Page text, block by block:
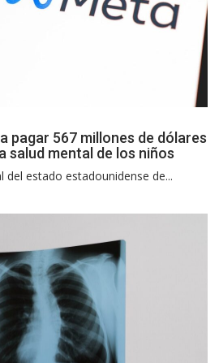
pagar 567 millones de dólares
salud mental de los niños
del estado estadounidense de...